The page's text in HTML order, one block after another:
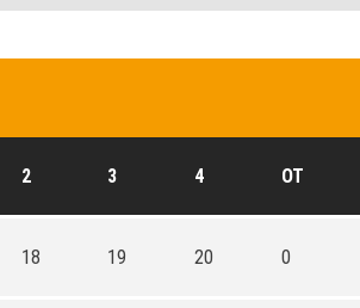
2 3 4 OT
18 19 20 0